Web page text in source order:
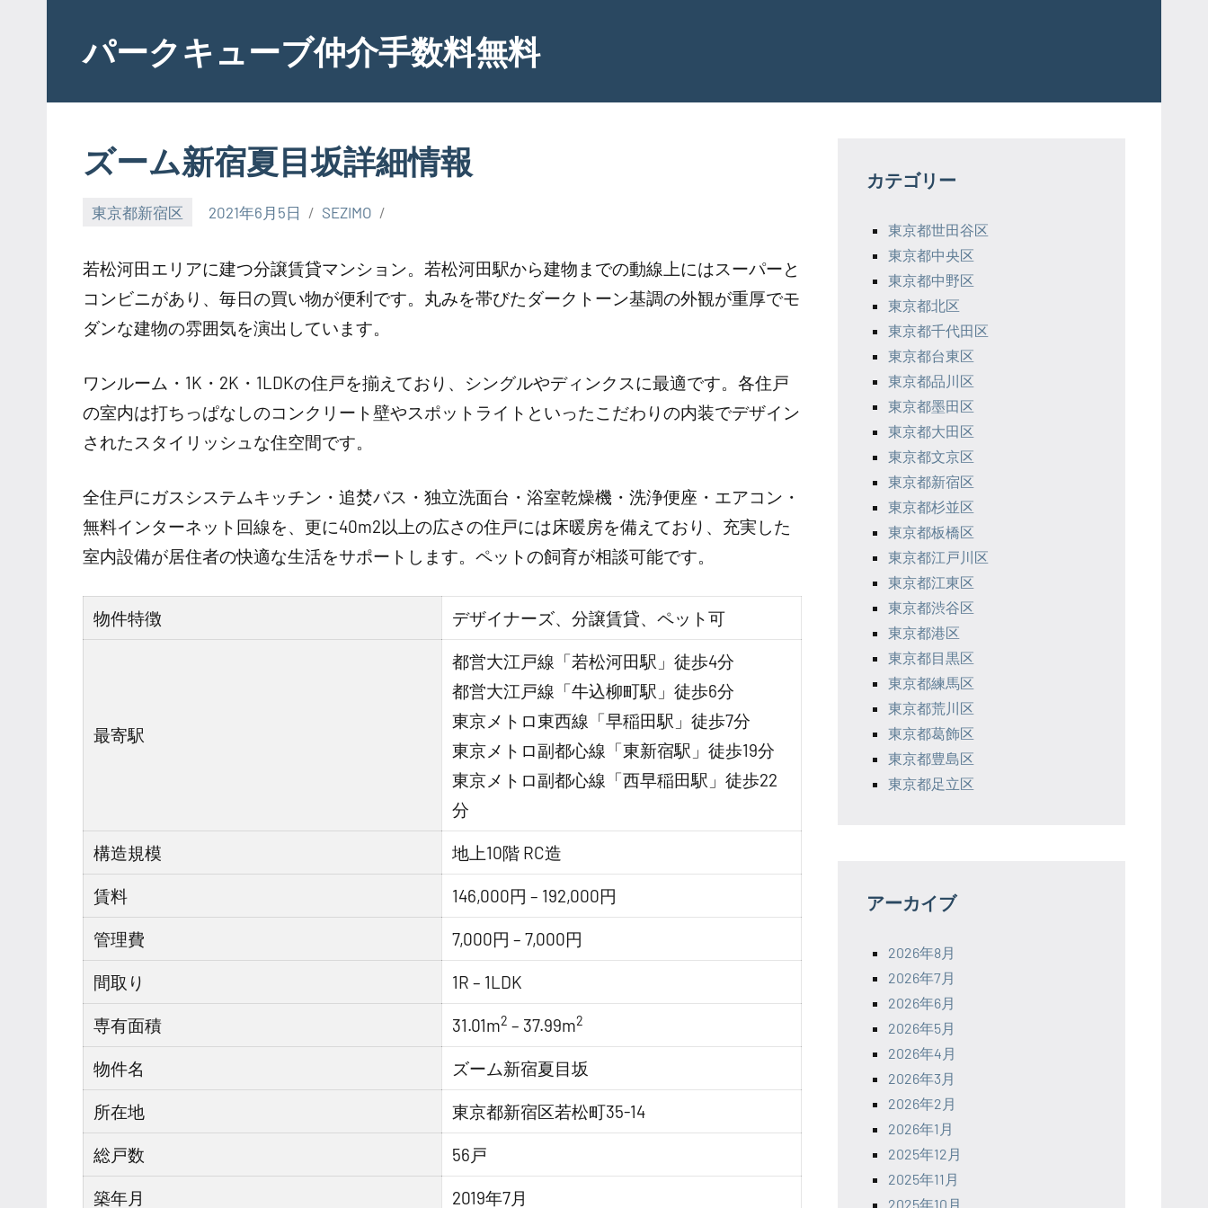
contentパークキューブ仲介手数料無料
ズーム新宿夏目坂詳細情報
東京都新宿区 2021年6月5日 SEZIMO
若松河田エリアに建つ分譲賃貸マンション。若松河田駅から建物までの動線上にはスーパーと
コンビニがあり、毎日の買い物が便利です。丸みを帯びたダークトーン基調の外観が重厚でモ
ダンな建物の雰囲気を演出しています。
ワンルーム・1K・2K・1LDKの住戸を揃えており、シングルやディンクスに最適です。各住戸
の室内は打ちっぱなしのコンクリート壁やスポットライトといったこだわりの内装でデザイン
されたスタイリッシュな住空間です。
全住戸にガスシステムキッチン・追焚バス・独立洗面台・浴室乾燥機・洗浄便座・エアコン・
無料インターネット回線を、更に40m2以上の広さの住戸には床暖房を備えており、充実した
室内設備が居住者の快適な生活をサポートします。ペットの飼育が相談可能です。
物件特徴 デザイナーズ、分譲賃貸、ペット可
最寄駅
都営大江戸線「若松河田駅」徒歩4分
都営大江戸線「牛込柳町駅」徒歩6分
東京メトロ東西線「早稲田駅」徒歩7分
東京メトロ副都心線「東新宿駅」徒歩19分
東京メトロ副都心線「西早稲田駅」徒歩22
分
構造規模 地上10階 RC造
賃料 146,000円 – 192,000円
管理費 7,000円 – 7,000円
間取り 1R – 1LDK
専有面積 31.01m2 – 37.99m2
物件名 ズーム新宿夏目坂
所在地 東京都新宿区若松町35-14
総戸数 56戸
築年月 2019年7月
カテゴリー
東京都世田谷区
東京都中央区
東京都中野区
東京都北区
東京都千代田区
東京都台東区
東京都品川区
東京都墨田区
東京都大田区
東京都文京区
東京都新宿区
東京都杉並区
東京都板橋区
東京都江戸川区
東京都江東区
東京都渋谷区
東京都港区
東京都目黒区
東京都練馬区
東京都荒川区
東京都葛飾区
東京都豊島区
東京都足立区
アーカイブ
2026年8月
2026年7月
2026年6月
2026年5月
2026年4月
2026年3月
2026年2月
2026年1月
2025年12月
2025年11月
2025年10月